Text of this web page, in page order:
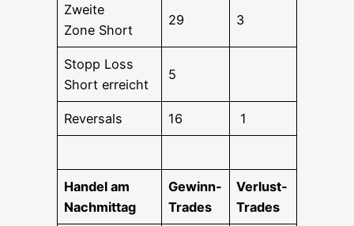
Zwei­te
Zone Short
29 3
Stopp Loss
Short erreicht
5
Rever­sals 16 1
Han­del am
Nachmittag
Gewinn-
Trades
Ver­lust-
Trades